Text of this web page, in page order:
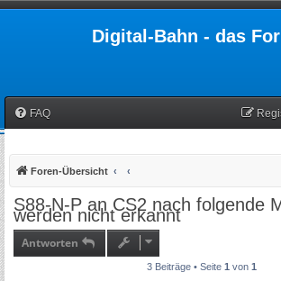
Digital-Bahn - das
FAQ
Foren-Übersicht
S88-N-P an CS2 nach folgende
werden nicht erkannt
Antworten
3 Beiträge • Seite 1 von 1